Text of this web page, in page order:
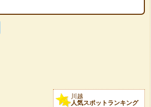
川越
人気スポットランキング